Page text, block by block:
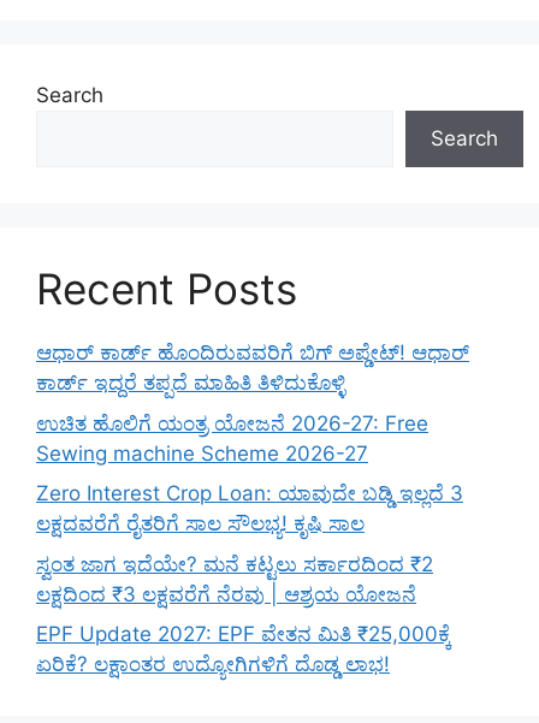
Search
Search
Recent Posts
ಆಧಾರ್ ಕಾರ್ಡ್ ಹೊಂದಿರುವವರಿಗೆ ಬಿಗ್ ಅಪ್ಡೇಟ್! ಆಧಾರ್
ಕಾರ್ಡ್ ಇದ್ದರೆ ತಪ್ಪದೆ ಮಾಹಿತಿ ತಿಳಿದುಕೊಳ್ಳಿ
ಉಚಿತ ಹೊಲಿಗೆ ಯಂತ್ರ ಯೋಜನೆ 2026-27: Free
Sewing machine Scheme 2026-27
Zero Interest Crop Loan: ಯಾವುದೇ ಬಡ್ಡಿ ಇಲ್ಲದೆ 3
ಲಕ್ಷದವರೆಗೆ ರೈತರಿಗೆ ಸಾಲ ಸೌಲಭ್ಯ! ಕೃಷಿ ಸಾಲ
ಸ್ವಂತ ಜಾಗ ಇದೆಯೇ? ಮನೆ ಕಟ್ಟಲು ಸರ್ಕಾರದಿಂದ ₹2
ಲಕ್ಷದಿಂದ ₹3 ಲಕ್ಷವರೆಗೆ ನೆರವು | ಆಶ್ರಯ ಯೋಜನೆ
EPF Update 2027: EPF ವೇತನ ಮಿತಿ ₹25,000ಕ್ಕೆ
ಏರಿಕೆ? ಲಕ್ಷಾಂತರ ಉದ್ಯೋಗಿಗಳಿಗೆ ದೊಡ್ಡ ಲಾಭ!